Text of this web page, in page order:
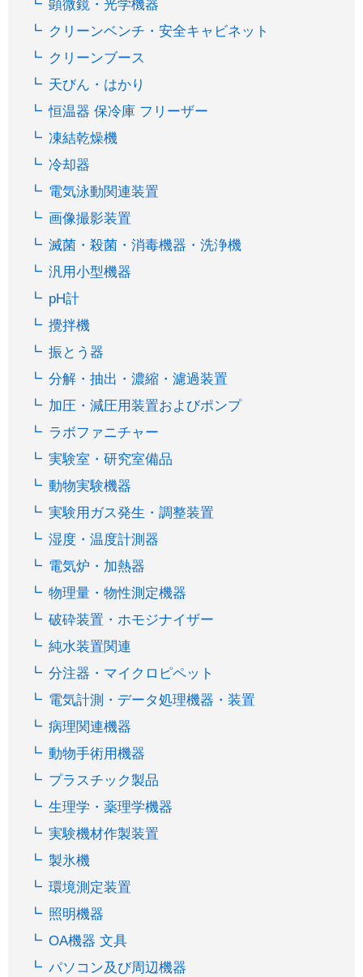
顕微鏡・光学機器
クリーンベンチ・安全キャビネット
クリーンブース
天びん・はかり
恒温器 保冷庫 フリーザー
凍結乾燥機
冷却器
電気泳動関連装置
画像撮影装置
滅菌・殺菌・消毒機器・洗浄機
汎用小型機器
pH計
攪拌機
振とう器
分解・抽出・濃縮・濾過装置
加圧・減圧用装置およびポンプ
ラボファニチャー
実験室・研究室備品
動物実験機器
実験用ガス発生・調整装置
湿度・温度計測器
電気炉・加熱器
物理量・物性測定機器
破砕装置・ホモジナイザー
純水装置関連
分注器・マイクロピペット
電気計測・データ処理機器・装置
病理関連機器
動物手術用機器
プラスチック製品
生理学・薬理学機器
実験機材作製装置
製氷機
環境測定装置
照明機器
OA機器 文具
パソコン及び周辺機器